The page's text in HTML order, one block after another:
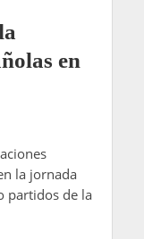
en
la jornada
partidos de la